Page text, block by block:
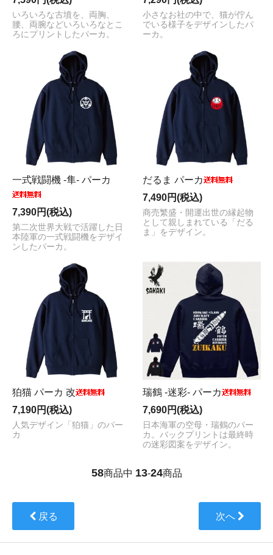
いろいろな古墳を、両胸、
腰、両腕などいろいろなとこ
ろにプリントしたパーカ。
小さなお社の中で、猫が佇ん
でいる様子をデザインしたパ
ーカ。
一式戦闘機 -隼- パーカ
7,390円(税込)
第二次世界大戦で活躍した日
本陸軍の一式戦闘機をデザイ
ンしたパーカ。
だるま パーカ
7,490円(税込)
商売繁盛・開運出世の縁起物
として親しまれている「だる
ま」をデザイン。
狛猫 パーカ 改
7,190円(税込)
人気デザイン「狛猫」のパー
カ
瑞鶴 -迷彩- パーカ
7,690円(税込)
日本海軍の空母・瑞鶴のパー
カ。バックプリントは最終時
の迷彩図案をデザイン。
58商品中 13-24商品
戻る 次へ